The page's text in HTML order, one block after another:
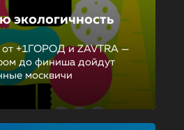
экологичность
от +1ГОРОД и ZAVTRA —
до финиша дойдут
москвичи